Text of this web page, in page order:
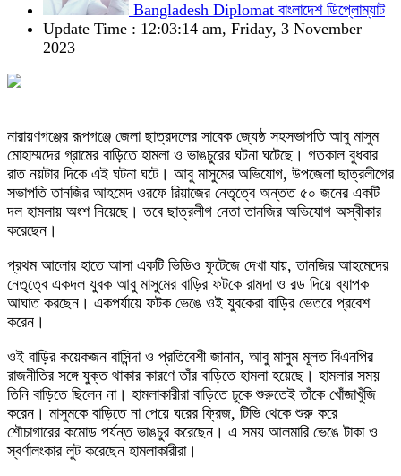
Bangladesh Diplomat বাংলাদেশ ডিপ্লোম্যাট
Update Time : 12:03:14 am, Friday, 3 November
2023
নারায়ণগঞ্জের রূপগঞ্জে জেলা ছাত্রদলের সাবেক জ্যেষ্ঠ সহসভাপতি আবু মাসুম
মোহাম্মদের গ্রামের বাড়িতে হামলা ও ভাঙচুরের ঘটনা ঘটেছে। গতকাল বুধবার
রাত নয়টার দিকে এই ঘটনা ঘটে। আবু মাসুমের অভিযোগ, উপজেলা ছাত্রলীগের
সভাপতি তানজির আহমেদ ওরফে রিয়াজের নেতৃত্বে অন্তত ৫০ জনের একটি
দল হামলায় অংশ নিয়েছে। তবে ছাত্রলীগ নেতা তানজির অভিযোগ অস্বীকার
করেছেন।
প্রথম আলোর হাতে আসা একটি ভিডিও ফুটেজে দেখা যায়, তানজির আহমেদের
নেতৃত্বে একদল যুবক আবু মাসুমের বাড়ির ফটকে রামদা ও রড দিয়ে ব্যাপক
আঘাত করছেন। একপর্যায়ে ফটক ভেঙে ওই যুবকেরা বাড়ির ভেতরে প্রবেশ
করেন।
ওই বাড়ির কয়েকজন বাসিন্দা ও প্রতিবেশী জানান, আবু মাসুম মূলত বিএনপির
রাজনীতির সঙ্গে যুক্ত থাকার কারণে তাঁর বাড়িতে হামলা হয়েছে। হামলার সময়
তিনি বাড়িতে ছিলেন না। হামলাকারীরা বাড়িতে ঢুকে শুরুতেই তাঁকে খোঁজাখুঁজি
করেন। মাসুমকে বাড়িতে না পেয়ে ঘরের ফ্রিজ, টিভি থেকে শুরু করে
শৌচাগারের কমোড পর্যন্ত ভাঙচুর করেছেন। এ সময় আলমারি ভেঙে টাকা ও
স্বর্ণালংকার লুট করেছেন হামলাকারীরা।